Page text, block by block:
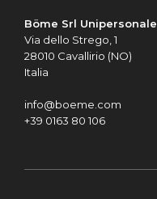
Böme Srl Unipersonale
Via dello Strego, 1
28010 Cavallirio (NO)
Italia
info@boeme.com
+39 0163 80 106